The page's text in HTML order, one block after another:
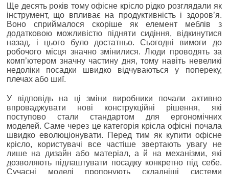
Ще десять років тому офісне крісло рідко розглядали як
інструмент, що впливає на продуктивність і здоров’я.
Воно сприймалося скоріше як елемент меблів з
додатковою можливістю підняти сидіння, відкинутися
назад, і цього було достатньо. Сьогодні вимоги до
робочого місця значно змінилися. Люди проводять за
комп’ютером значну частину дня, тому навіть невеликі
недоліки посадки швидко відчуваються у попереку,
плечах або шиї.
У відповідь на ці зміни виробники почали активно
впроваджувати нові конструкційні рішення, які
поступово стали стандартом для ергономічних
моделей. Саме через це категорія крісла офісні почала
швидко еволюціонувати. Перед тим як купити офісне
крісло, користувачі все частіше звертають увагу не
лише на дизайн або матеріал, а й на механізми, які
дозволяють підлаштувати посадку конкретно під себе.
Сучасні моделі пропонують складніші системи